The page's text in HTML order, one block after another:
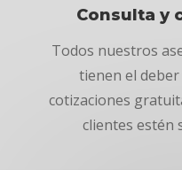
Consulta y
Todos nuestros
tienen el
cotizaciones
clientes estén